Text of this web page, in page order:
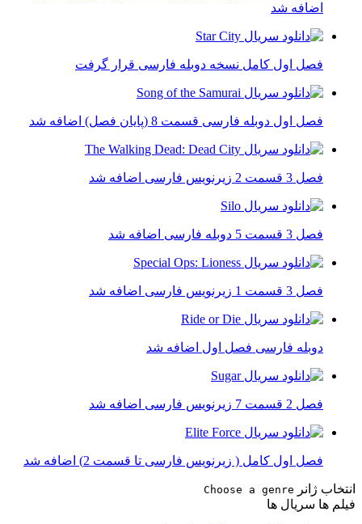
اضافه شد
فصل اول کامل نسخه دوبله فارسی قرار گرفت
فصل اول دوبله فارسی قسمت 8 (پایان فصل) اضافه شد
فصل 3 قسمت 2 زیرنویس فارسی اضافه شد
فصل 3 قسمت 5 دوبله فارسی اضافه شد
فصل 3 قسمت 1 زیرنویس فارسی اضافه شد
دوبله فارسی فصل اول اضافه شد
فصل 2 قسمت 7 زیرنویس فارسی اضافه شد
فصل اول کامل ( زیرنویس فارسی تا قسمت 2) اضافه شد
انتخاب ژانر Choose a genre
فیلم ها سریال ها